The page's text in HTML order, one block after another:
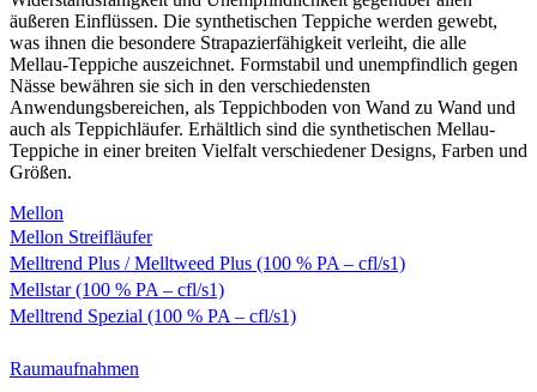
äußeren Einflüssen. Die synthetischen Teppiche werden gewebt,
was ihnen die besondere Strapazierfähigkeit verleiht, die alle
Mellau-Teppiche auszeichnet. Formstabil und unempfindlich gegen
Nässe bewähren sie sich in den verschiedensten
Anwendungsbereichen, als Teppichboden von Wand zu Wand und
auch als Teppichläufer. Erhältlich sind die synthetischen Mellau-
Teppiche in einer breiten Vielfalt verschiedener Designs, Farben und
Größen.
Mellon
Mellon Streifläufer
Melltrend Plus / Melltweed Plus (100 % PA – cfl/s1)
Mellstar (100 % PA – cfl/s1)
Melltrend Spezial (100 % PA – cfl/s1)
Raumaufnahmen